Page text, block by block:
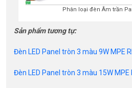
Phân loại đèn Âm trần
Sản phẩm tương tự:
Đèn LED Panel tròn 3 màu 9W MPE
Đèn LED Panel tròn 3 màu 15W MPE